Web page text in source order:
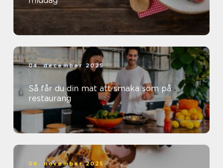
04. december 2025
Så får du din mat att smaka som på
restaurang
06. november 2025